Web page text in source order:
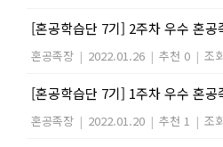
[혼공학습단 7기] 2주차 우수 혼
혼공족장 | 2022.01.26 | 추천 0 | 조
[혼공학습단 7기] 1주차 우수 혼
혼공족장 | 2022.01.20 | 추천 1 | 조